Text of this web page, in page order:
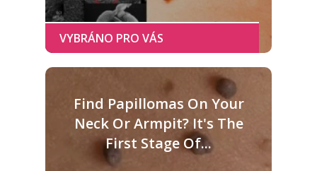
Find Papillomas On Your
Neck Or Armpit? It's The
First Stage Of...